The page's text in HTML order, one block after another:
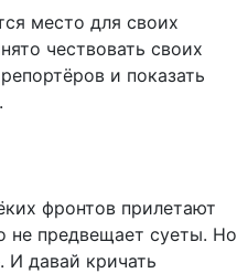
место для своих
чествовать своих
и показать
фронтов прилетают
не предвещает суеты. Но
. И давай кричать